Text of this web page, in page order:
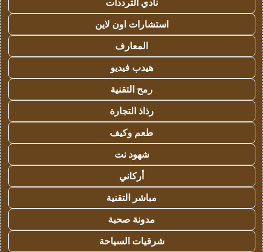
نادي الترددات
استشارات اون لاين
المعارف
هيدب فيديو
رمح التقنية
رذاذ التجارة
طعم وكيف
شهود نت
أركاني
مباشر التقنية
مدونة صحبة
شرقيات السياحة